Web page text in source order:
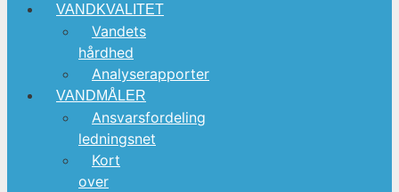
VANDKVALITET
Vandets
hårdhed
Analyserapporter
VANDMÅLER
Ansvarsfordeling
ledningsnet
Kort
over